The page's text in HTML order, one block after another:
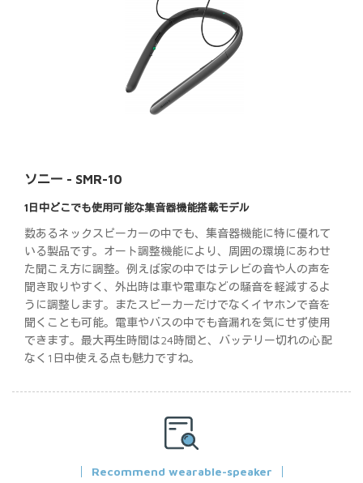
ソニー - SMR-10
1日中どこでも使用可能な集音器機能搭載モデル
数あるネックスピーカーの中でも、集音器機能に特に優れて
いる製品です。オート調整機能により、周囲の環境にあわせ
た聞こえ方に調整。例えば家の中ではテレビの音や人の声を
聞き取りやすく、外出時は車や電車などの騒音を軽減するよ
うに調整します。またスピーカーだけでなくイヤホンで音を
聞くことも可能。電車やバスの中でも音漏れを気にせず使用
できます。最大再生時間は24時間と、バッテリー切れの心配
なく1日中使える点も魅力ですね。
Recommend wearable-speaker